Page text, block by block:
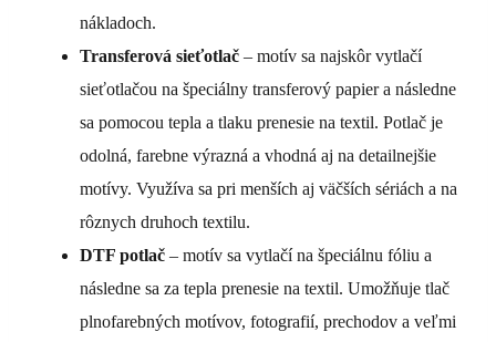
nákladoch.
Transferová sieťotlač – motív sa najskôr vytlačí
sieťotlačou na špeciálny transferový papier a následne
sa pomocou tepla a tlaku prenesie na textil. Potlač je
odolná, farebne výrazná a vhodná aj na detailnejšie
motívy. Využíva sa pri menších aj väčších sériách a na
rôznych druhoch textilu.
DTF potlač – motív sa vytlačí na špeciálnu fóliu a
následne sa za tepla prenesie na textil. Umožňuje tlač
plnofarebných motívov, fotografií, prechodov a veľmi